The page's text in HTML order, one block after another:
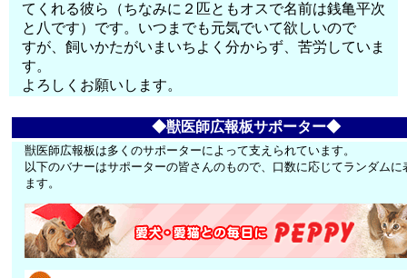
てくれる彼ら（ちなみに２匹ともオスで名前は銭亀平次
と八です）です。いつまでも元気でいて欲しいので
すが、飼いかたがいまいちよく分からず、苦労していま
す。
よろしくお願いします。
◆獣医師広報板サポーター◆
獣医師広報板は多くのサポーターによって支えられています。
以下のバナーはサポーターの皆さんのもので、口数に応じてランダムに
ます。